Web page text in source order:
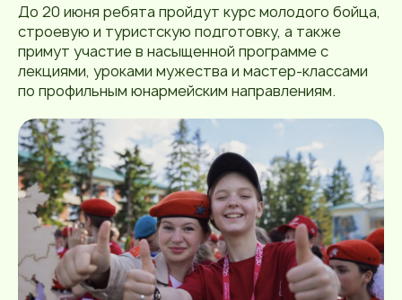
До 20 июня ребята пройдут курс молодого бойца,
строевую и туристскую подготовку, а также
примут участие в насыщенной программе с
лекциями, уроками мужества и мастер-классами
по профильным юнармейским направлениям.